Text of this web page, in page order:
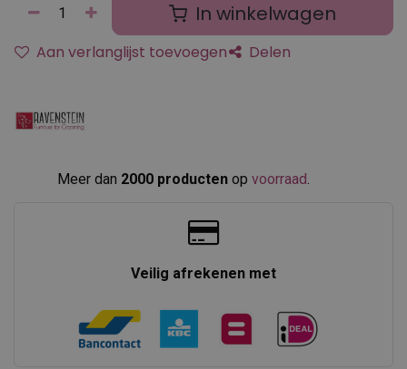
In winkelwagen
Aan verlanglijst toevoegen Delen
Meer dan 2000 producten op voorraad
Veilig afrekenen met